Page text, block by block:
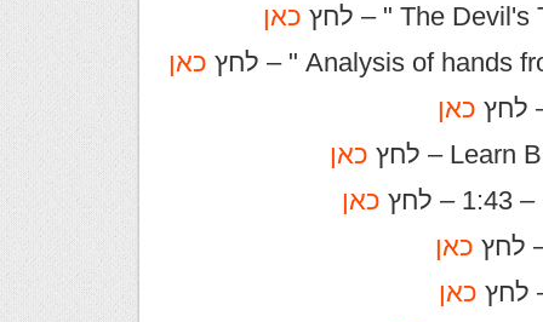
כאן
כאן
כאן
כאן
כאן
לחץ כאן
לחץ כאן